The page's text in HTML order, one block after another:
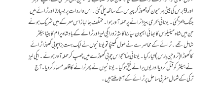
اور 9 برس کی بیٹی ہرمیون کو چھوڑ کر پیرس کے ساتھ چلی گئی۔ اس واردات پر بسپارٹا اور ٹرائے میں
جنگ چھڑ گئی۔ یونانی بحری بیڑا ٹرائے پر حملہ آور ہوا۔ مختلف جانباز اس معرکے میں شریک ہوئے
جن میں شاہ مینیلوس کا بھائی ایمیون سپارٹا کا شہ زورا یکی لیز اور ٹرائے کے بادشاہ پرام کا بیٹا بیکٹر
شامل تھے۔ ٹرائے کے محاصرے نے طول کھینچا تو یونانیوں نے ایک بہت بڑا چوبی گھوڑا ٹرائے
کا گھوڑا ( ٹروجن ہارس ) تیار کیا۔ یونانی جنابجو اس چوبی گھوڑے میں چھپ کر حملہ آور ہوئے ۔ ایکی لیز
نے ہیکٹر کو قتل کر دیا اور یوں برائے فتح ہو گیا۔ یونانیوں نے پھر ٹرائے کا قلعہ مسمار کر دیا۔ آج
ترکی کے شمال مغربی ساحل پر ٹرائے کے آثار ملتے ہیں۔